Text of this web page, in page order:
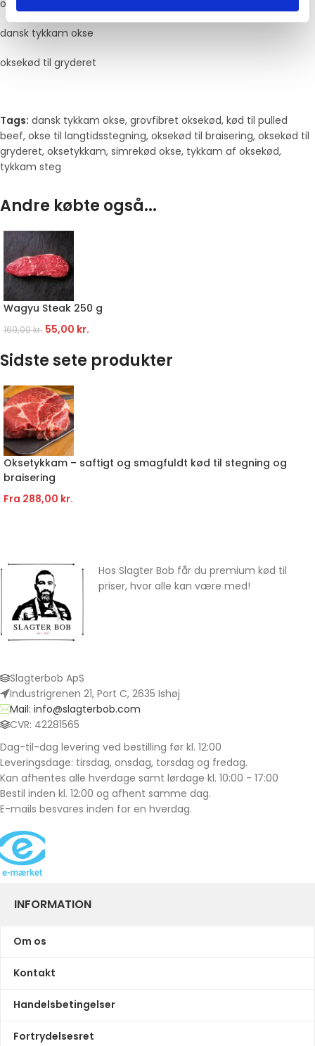
okse til langtidsstegning
dansk tykkam okse
oksekød til gryderet
Tags: dansk tykkam okse, grovfibret oksekød, kød til pulled
beef, okse til langtidsstegning, oksekød til braisering, oksekød til
gryderet, oksetykkam, simrekød okse, tykkam af oksekød,
tykkam steg
Andre købte også...
Wagyu Steak 250 g
169,00kr. 55,00 kr.
Sidste sete produkter
Oksetykkam – saftigt og smagfuldt kød til stegning og
braisering
Fra 288,00 kr.
Hos Slagter Bob får du premium kød til
priser, hvor alle kan være med!
Slagterbob ApS
Industrigrenen 21, Port C, 2635 Ishøj
Mail: info@slagterbob.com
CVR: 42281565
Dag-til-dag levering ved bestilling før kl. 12:00
Leveringsdage: tirsdag, onsdag, torsdag og fredag.
Kan afhentes alle hverdage samt lørdage kl. 10:00 - 17:00
Bestil inden kl. 12:00 og afhent samme dag.
E-mails besvares inden for en hverdag.
INFORMATION
Om os
Kontakt
Handelsbetingelser
Fortrydelsesret